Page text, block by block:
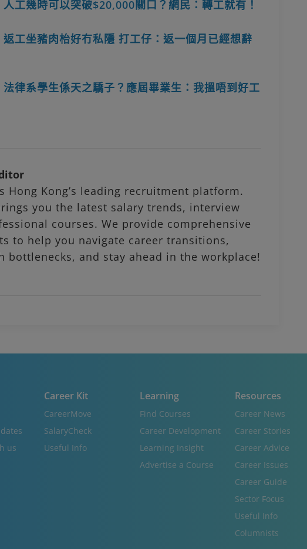
工幾時可以突破$20,000關口？網民：轉工就有！
工坐豬肉枱好冇私隱 打工仔：返一個月已經想辭
律系學生係天之驕子？應屆畢業生：我搵唔到好工
Hong Kong’s leading recruitment platform.
you the latest salary trends, interview
courses. We provide comprehensive
to help you navigate career transitions,
bottlenecks, and stay ahead in the workplace!
us
Career Kit
CareerMove
SalaryCheck
Useful Info
Learning
Find Courses
Career Development
Learning Insight
Advertise a Course
Resources
Career News
Career Stories
Career Advice
Career Issues
Career Guide
Sector Focus
Useful Info
Columnists